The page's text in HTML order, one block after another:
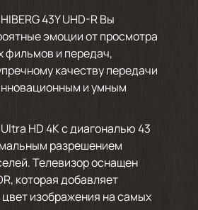
43Y UHD-R Вы
эмоции от просмотра
и передач,
качеству передачи
и умным
HD 4K с диагональю 43
разрешением
Телевизор оснащен
которая добавляет
изображения на самых